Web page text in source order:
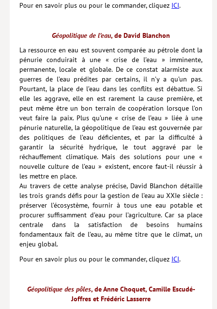
Pour en savoir plus ou pour le commander, cliquez ICI.
Géopolitique de l’eau, de David Blanchon
La ressource en eau est souvent comparée au pétrole dont la
pénurie conduirait à une « crise de l’eau » imminente,
permanente, locale et globale. De ce constat alarmiste aux
guerres de l’eau prédites par certains, il n’y a qu’un pas.
Pourtant, la place de l’eau dans les conflits est débattue. Si
elle les aggrave, elle en est rarement la cause première, et
peut même être un bon terrain de coopération lorsque l’on
veut faire la paix. Plus qu’une « crise de l’eau » liée à une
pénurie naturelle, la géopolitique de l’eau est gouvernée par
des politiques de l’eau déficientes, et par la difficulté à
garantir la sécurité hydrique, le tout aggravé par le
réchauffement climatique. Mais des solutions pour une «
nouvelle culture de l’eau » existent, encore faut-il réussir à
les mettre en place.
Au travers de cette analyse précise, David Blanchon détaille
les trois grands défis pour la gestion de l’eau au XXIe siècle :
préserver l’écosystème, fournir à tous une eau potable et
procurer suffisamment d’eau pour l’agriculture. Car sa place
centrale dans la satisfaction de besoins humains
fondamentaux fait de l’eau, au même titre que le climat, un
enjeu global.
Pour en savoir plus ou pour le commander, cliquez ICI.
Géopolitique des pôles, de Anne Choquet, Camille Escudé-
Joffres et Frédéric Lasserre